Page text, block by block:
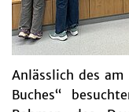
Anlässlich des
Buches“